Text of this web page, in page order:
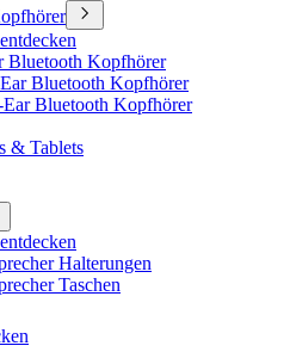
Bluetooth Kopfhörer
Bluetooth Kopfhörer
Ear Bluetooth Kopfhörer
& Tablets
Halterungen
Taschen